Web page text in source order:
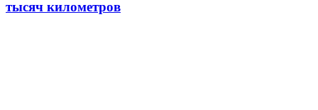
тысяч километров